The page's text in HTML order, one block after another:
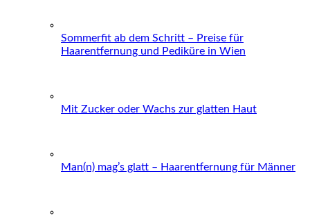
Sommerfit ab dem Schritt – Preise für
Haarentfernung und Pediküre in Wien
Mit Zucker oder Wachs zur glatten Haut
Man(n) mag’s glatt – Haarentfernung für Männer